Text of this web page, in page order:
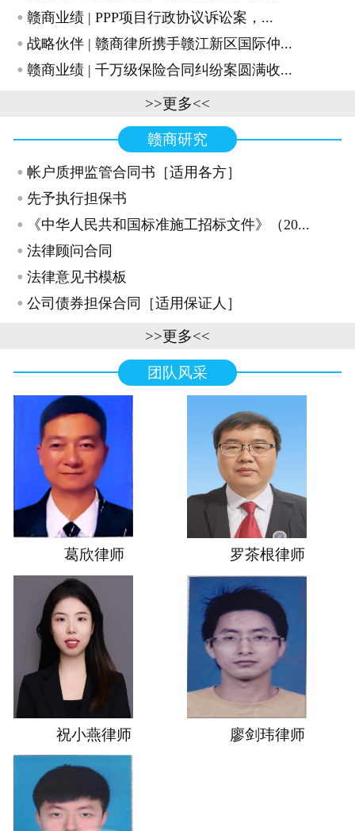
· 赣商业绩 | PPP项目行政协议诉讼案，...
· 战略伙伴 | 赣商律所携手赣江新区国际仲...
· 赣商业绩 | 千万级保险合同纠纷案圆满收...
>>更多<<
赣商研究
· 帐户质押监管合同书［适用各方］
· 先予执行担保书
· 《中华人民共和国标准施工招标文件》（20...
· 法律顾问合同
· 法律意见书模板
· 公司债券担保合同［适用保证人］
>>更多<<
团队风采
葛欣律师 罗茶根律师
祝小燕律师 廖剑玮律师